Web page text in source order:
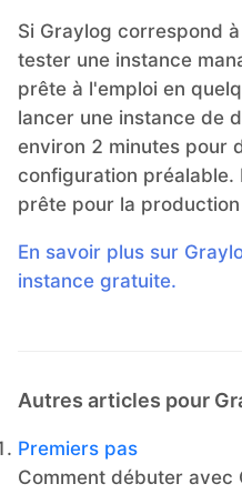
Si Graylog correspond
tester une instance
prête à l'emploi en
lancer une instance de
environ 2 minutes pour
configuration préalable.
prête pour la
En savoir plus sur
instance gratuite.
Autres articles pour
Premiers pas
Comment débuter avec